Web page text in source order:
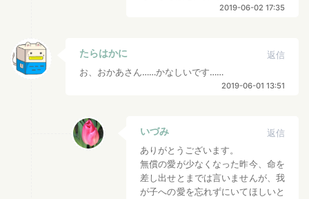
2019-06-02 17:35
たらはかに
返信
お、おかあさん……かなしいです……
2019-06-01 13:51
いづみ
返信
ありがとうございます。
無償の愛が少なくなった昨今、命を
差し出せとまでは言いませんが、我
が子への愛を忘れずにいてほしいと